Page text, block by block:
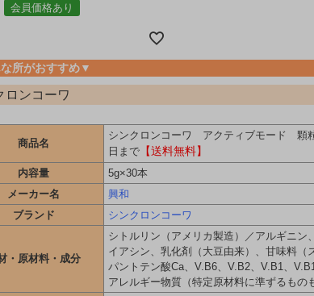
会員価格あり
所がおすすめ▼
ロンコーワ
商品名
シンクロンコーワ アクティブモード
日まで 【送料無料】
内容量
5g×30本
メーカー名
興和
ブランド
シンクロンコーワ
・原材料・成分
シトルリン（アメリカ製造）／アルギニ
イアシン、乳化剤（大豆由来）、甘味料（
パントテン酸Ca、V.B6、V.B2、V.B1、
アレルギー物質（特定原材料に準ずるもの